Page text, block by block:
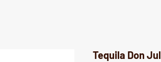
Tequila Don